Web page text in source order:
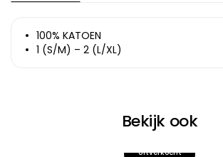
100% KATOEN
1 (S/M) – 2 (L/XL)
Bekijk ook